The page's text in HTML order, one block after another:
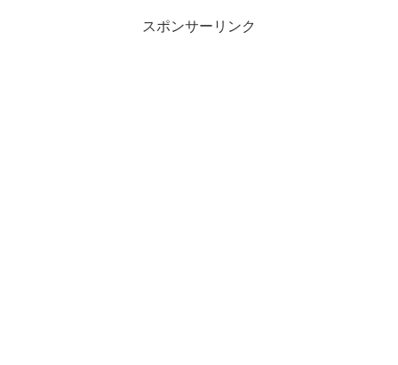
スポンサーリンク